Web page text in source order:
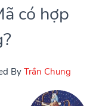
có hợp
ByTrần Chung